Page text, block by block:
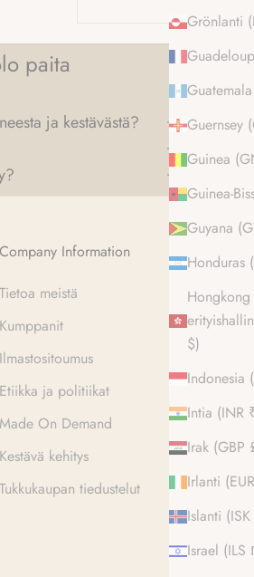
Grönlanti
Guernsey
Guinea
Guinea-
Guyana
Honduras
$)
Indonesia
Intia (INR
Irak (GBP
Irlanti
Islanti
Israel
paita
ja kestävästä?
Company Information
Tietoa meistä
Kumppanit
Ilmastositoumus
Etiikka ja politiikat
Made On Demand
Kestävä kehitys
Tukkukaupan tiedustelut